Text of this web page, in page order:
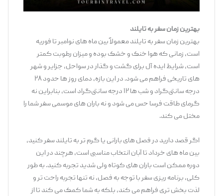
بهترین زمان سفر به تایلند
بهترین زمان سفر به تایلند معمولاً بین ماه ‌های نوامبر تا فوریه
است، زمانی که هوا خنک و خشک بوده و میزان رطوبت کمتر
است، شرایط ایده ‌آل برای گشت‌ و گذار در سواحل، جزایر و شهر
های تاریخی فراهم می ‌شود. در این بازه، دمای روز ها حدود ۲۸
درجه سانتی‌گراد و شب ‌ها ۱۲ درجه سانتی‌گراد است، بنابراین نه
گرمای طاقت ‌فرسا حس می‌ شود و نه باران‌ های موسمی سفر شما را
مختل می ‌کند.
اگر قصد دارید در فصل‌ های بارانی یا گرم ‌تر به تایلند سفر کنید،
بین ماه ‌های خرداد تا آبان انتخاب مناسبی است، هرچند در این
دوره ممکن است باران‌ های کوتاه ولی شدید تجربه کنید. به طور
کلی، برنامه ‌ریزی سفر با توجه به فصل، نه تنها تجربه راحت ‌تر و
لذت ‌بخش ‌تری فراهم می ‌کند، بلکه به شما کمک می‌ کند تا از